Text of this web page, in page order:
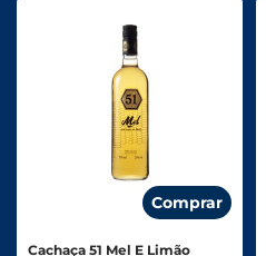
Comprar
Cachaça 51 Mel E Limão